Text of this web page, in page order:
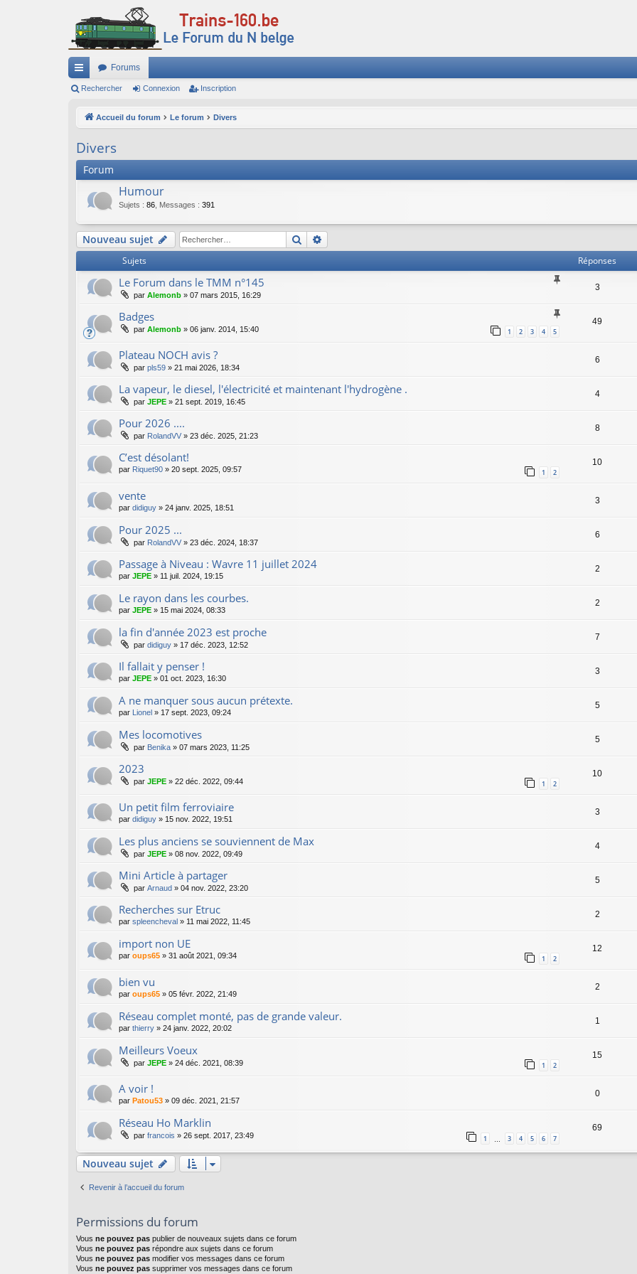
ac
ci
Forums
Rechercher Connexion Inscription
Accueil du forum Le forum Divers
Divers
Forum
Humour
Sujets : 86 Messages : 391
Nouveau sujet Rechercher
Sujets Réponses
Le Forum dans le TMM n°145
par Alemonb » 07 mars 2015, 16:29
3
Badges
par Alemonb » 06 janv. 2014, 15:40 1 2 3 4 5
49
Plateau NOCH avis ?
par pls59 » 21 mai 2026, 18:34
6
La vapeur, le diesel, l'électricité et maintenant l'hydrogène .
par JEPE » 21 sept. 2019, 16:45
4
Pour 2026 ....
par RolandVV » 23 déc. 2025, 21:23
8
C’est désolant!
par Riquet90 » 20 sept. 2025, 09:57 1 2
10
vente
par didiguy » 24 janv. 2025, 18:51
3
Pour 2025 ...
par RolandVV » 23 déc. 2024, 18:37
6
Passage à Niveau : Wavre 11 juillet 2024
par JEPE » 11 juil. 2024, 19:15
2
Le rayon dans les courbes.
par JEPE » 15 mai 2024, 08:33
2
la fin d'année 2023 est proche
par didiguy » 17 déc. 2023, 12:52
7
Il fallait y penser !
par JEPE » 01 oct. 2023, 16:30
3
A ne manquer sous aucun prétexte.
par Lionel » 17 sept. 2023, 09:24
5
Mes locomotives
par Benika » 07 mars 2023, 11:25
5
2023
par JEPE » 22 déc. 2022, 09:44 1 2
10
Un petit film ferroviaire
par didiguy » 15 nov. 2022, 19:51
3
Les plus anciens se souviennent de Max
par JEPE » 08 nov. 2022, 09:49
4
Mini Article à partager
par Arnaud » 04 nov. 2022, 23:20
5
Recherches sur Etruc
par spleencheval » 11 mai 2022, 11:45
2
import non UE
par oups65 » 31 août 2021, 09:34 1 2
12
bien vu
par oups65 » 05 févr. 2022, 21:49
2
Réseau complet monté, pas de grande valeur.
par thierry » 24 janv. 2022, 20:02
1
Meilleurs Voeux
par JEPE » 24 déc. 2021, 08:39 1 2
15
A voir !
par Patou53 » 09 déc. 2021, 21:57
0
Réseau Ho Marklin
par francois » 26 sept. 2017, 23:49 1 3 4 5 6 7
69
Nouveau sujet
Revenir à l’accueil du forum
Permissions du forum
Vous ne pouvez pas publier de nouveaux sujets dans ce forum
Vous ne pouvez pas répondre aux sujets dans ce forum
Vous ne pouvez pas modifier vos messages dans ce forum
Vous ne pouvez pas supprimer vos messages dans ce forum